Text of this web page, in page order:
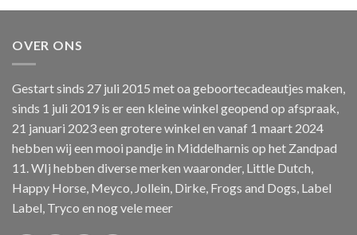
€39,99
OVER ONS
Gestart sinds 27 juli 2015 met oa geboortecadeautjes maken,
sinds 1 juli 2019 is er een kleine winkel geopend op afspraak,
21 januari 2023 een grotere winkel en vanaf 1 maart 2024
hebben wij een mooi pandje in Middelharnis op het Zandpad
11. WIj hebben diverse merken waaronder, Little Dutch,
Happy Horse, Meyco, Jollein, Dirke, Frogs and Dogs, Label
Label, Tryco en nog vele meer